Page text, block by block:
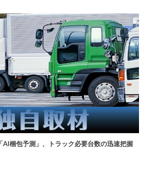
AI梱包予測」、トラック必要台数の迅速把握